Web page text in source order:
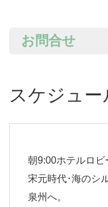
お問合せ
スケジュー
朝9:00ホテルロビ
宋元時代･海のシ
泉州へ。